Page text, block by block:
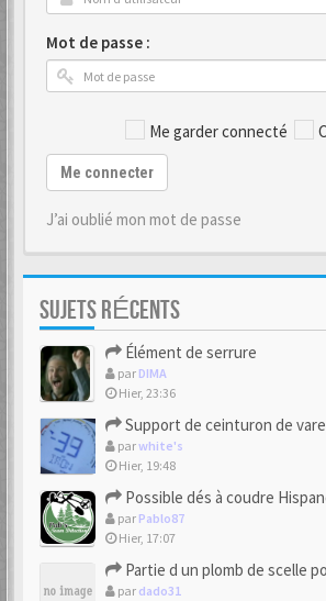
Mot de passe :
Me garder connecté
Me connecter
J’ai oublié mon mot de passe
SUJETS RÉCENTS
Élément de serrure
par DIMA
Hier, 23:36
Support de ceinturon de
parwhite's
Hier, 19:48
Possible dés à coudre
par Pablo87
Hier, 17:07
Partie d un plomb de scelle pour de
par dado31